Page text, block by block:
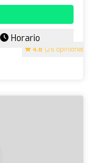
4.8 (26 opiniones)
Horario